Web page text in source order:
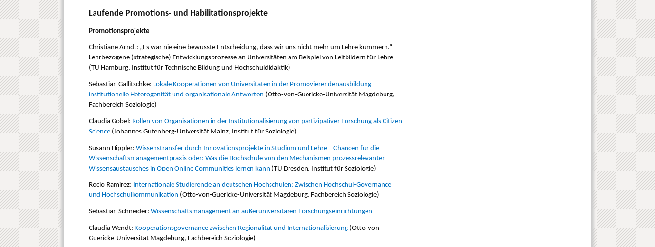
Laufende Promotions- und Habilitationsprojekte
Promotionsprojekte
Christiane Arndt: „Es war nie eine bewusste Entscheidung, dass wir uns nicht mehr um Lehre kümmern.“
Lehrbezogene (strategische) Entwicklungsprozesse an Universitäten am Beispiel von Leitbildern für Lehre
(TU Hamburg, Institut für Technische Bildung und Hochschuldidaktik)
Sebastian Gallitschke: Lokale Kooperationen von Universitäten in der Promovierendenausbildung –
institutionelle Heterogenität und organisationale Antworten (Otto-von-Guericke-Universität Magdeburg,
Fachbereich Soziologie)
Claudia Göbel: Rollen von Organisationen in der Institutionalisierung von partizipativer Forschung als Citizen
Science (Johannes Gutenberg-Universität Mainz, Institut für Soziologie)
Susann Hippler: Wissenstransfer durch Innovationsprojekte in Studium und Lehre – Chancen für die
Wissenschaftsmanagementpraxis oder: Was die Hochschule von den Mechanismen prozessrelevanten
Wissensaustausches in Open Online Communities lernen kann (TU Dresden, Institut für Soziologie)
Rocio Ramirez: Internationale Studierende an deutschen Hochschulen: Zwischen Hochschul-Governance
und Hochschulkommunikation (Otto-von-Guericke-Universität Magdeburg, Fachbereich Soziologie)
Sebastian Schneider: Wissenschaftsmanagement an außeruniversitären Forschungseinrichtungen
Claudia Wendt: Kooperationsgovernance zwischen Regionalität und Internationalisierung (Otto-von-
Guericke-Universität Magdeburg, Fachbereich Soziologie)